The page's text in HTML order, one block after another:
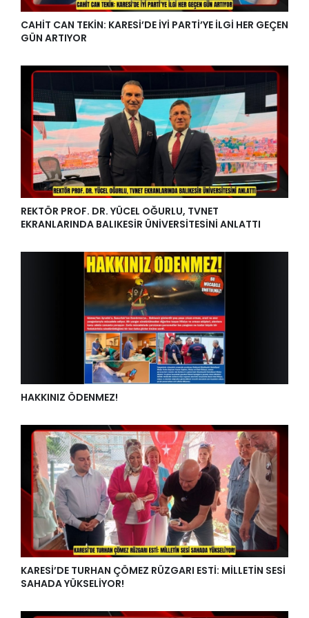
CAHİT CAN TEKİN: KARESİ’DE İYİ PARTİ’YE İLGİ HER GEÇEN
GÜN ARTIYOR
REKTÖR PROF. DR. YÜCEL OĞURLU, TVNET
EKRANLARINDA BALIKESİR ÜNİVERSİTESİNİ ANLATTI
HAKKINIZ ÖDENMEZ!
KARESİ’DE TURHAN ÇÖMEZ RÜZGARI ESTİ: MİLLETİN SESİ
SAHADA YÜKSELİYOR!